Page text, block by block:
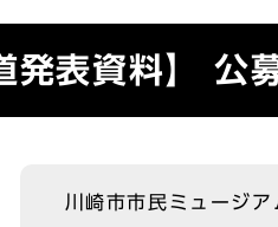
発表資料】 公
川崎市市民ミュージア